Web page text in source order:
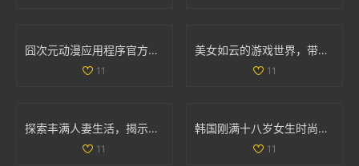
囧次元动漫应用程序官方下载，畅享正版动漫资源的精彩体验
11
美女如云的游戏世界，带你领略视觉盛宴的无限魅力
11
探索丰满人妻生活，揭示她们的独特魅力与精彩故事
11
韩国刚满十八岁女生时尚搭配宝典展现青春活力
11